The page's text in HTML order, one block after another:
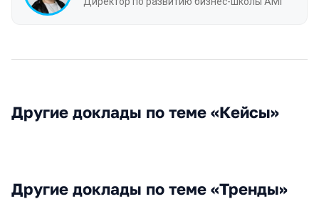
Другие доклады по теме «Кейсы»
Другие доклады по теме «Тренды»